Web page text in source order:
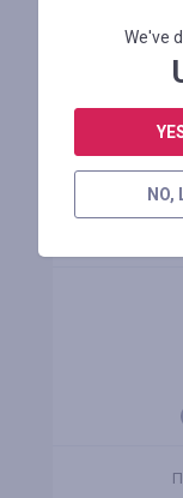
We've
NO,